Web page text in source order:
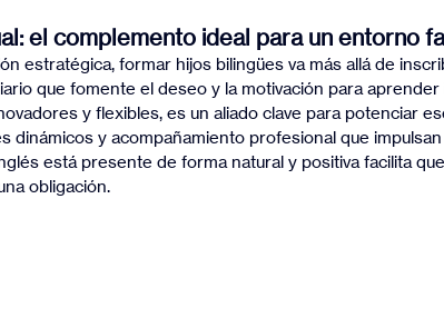
el complemento ideal para un entorno
estratégica, formar hijos bilingües va más allá de
que fomente el deseo y la motivación para aprender
y flexibles, es un aliado clave para potenciar
dinámicos y acompañamiento profesional que
está presente de forma natural y positiva facilita
obligación.